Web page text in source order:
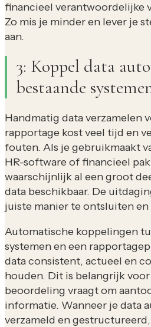
financieel verantwoordelijke
Zo mis je minder en lever je
aan.
3: Koppel data
bestaande
Handmatig data verzamelen
rapportage kost veel tijd en
fouten. Als je gebruikmaakt
HR-software of financieel
waarschijnlijk al een groot
data beschikbaar. De
juiste manier te ontsluiten
Automatische koppelingen
systemen en een
data consistent, actueel en
houden. Dit is belangrijk
beoordeling vraagt om
informatie. Wanneer je data
verzameld en